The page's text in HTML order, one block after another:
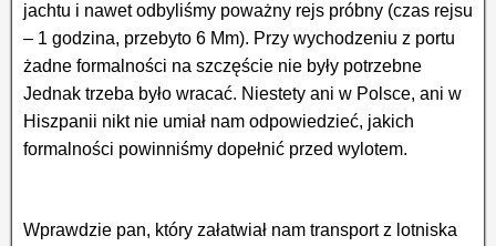
jachtu i nawet odbyliśmy poważny rejs próbny (czas rejsu
– 1 godzina, przebyto 6 Mm). Przy wychodzeniu z portu
żadne formalności na szczęście nie były potrzebne
Jednak trzeba było wracać. Niestety ani w Polsce, ani w
Hiszpanii nikt nie umiał nam odpowiedzieć, jakich
formalności powinniśmy dopełnić przed wylotem.
Wprawdzie pan, który załatwiał nam transport z lotniska